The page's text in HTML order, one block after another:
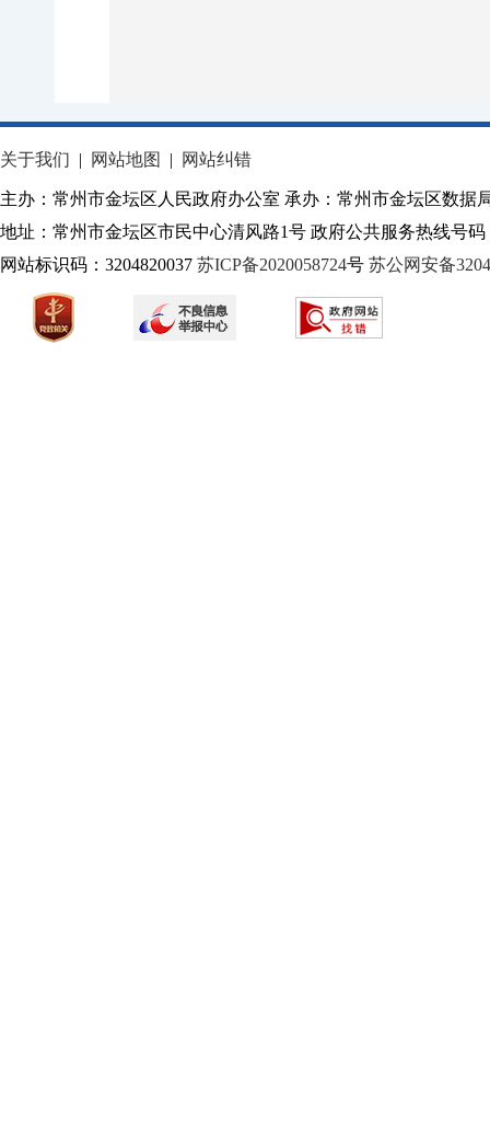
关于我们 | 网站地图 | 网站纠错
主办：常州市金坛区人民政府办公室 承办：常州市金坛区数据
地址：常州市金坛区市民中心清风路1号 政府公共服务热线号码
网站标识码：3204820037 苏ICP备2020058724号 苏公网安备